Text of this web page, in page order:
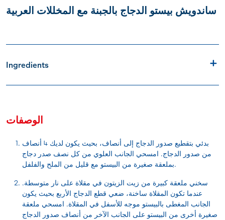
ساندويش بيستو الدجاج بالجبنة مع المخللات العربية
Ingredients
الوصفات
بدئي بتقطيع صدور الدجاج إلى أنصاف، بحيث يكون لديك 4 أنصاف
من صدور الدجاج. امسحي الجانب العلوي من كل نصف صدر دجاج
بملعقة صغيرة من البيستو مع قليل من الملح والفلفل.
سخني ملعقة كبيرة من زيت الزيتون في مقلاة على نار متوسطة.
عندما تكون المقلاة ساخنة، ضعي قطع الدجاج الأربع بحيث يكون
الجانب المغطى بالبيستو موجه للأسفل في المقلاة. امسحي ملعقة
صغيرة أخرى من البيستو على الجانب الآخر من أنصاف صدور الدجاج